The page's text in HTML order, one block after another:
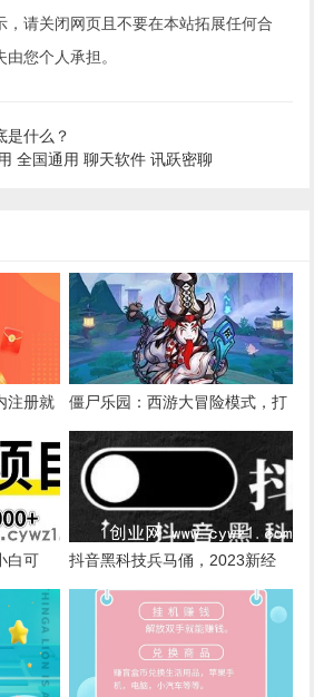
，请关闭网页且不要在本站拓展任何合
您个人承担。
是什么？
全国通用 聊天软件 讯跃密聊
注册就
益.
僵尸乐园：西游大冒险模式，打
金闯关得材料换米，20起提
白可
。
抖音黑科技兵马俑，2023新经
济，新模式，震撼来袭！